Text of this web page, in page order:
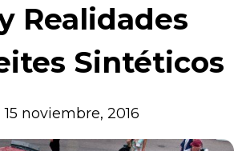
Realidades
Sintéticos
15 noviembre, 2016